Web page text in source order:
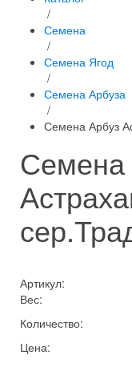
/
Семена
/
Семена Ягод
/
Семена Арбуза
/
Семена Арбуз
Семена
Артикул:
Вес:
Количество:
Цена: